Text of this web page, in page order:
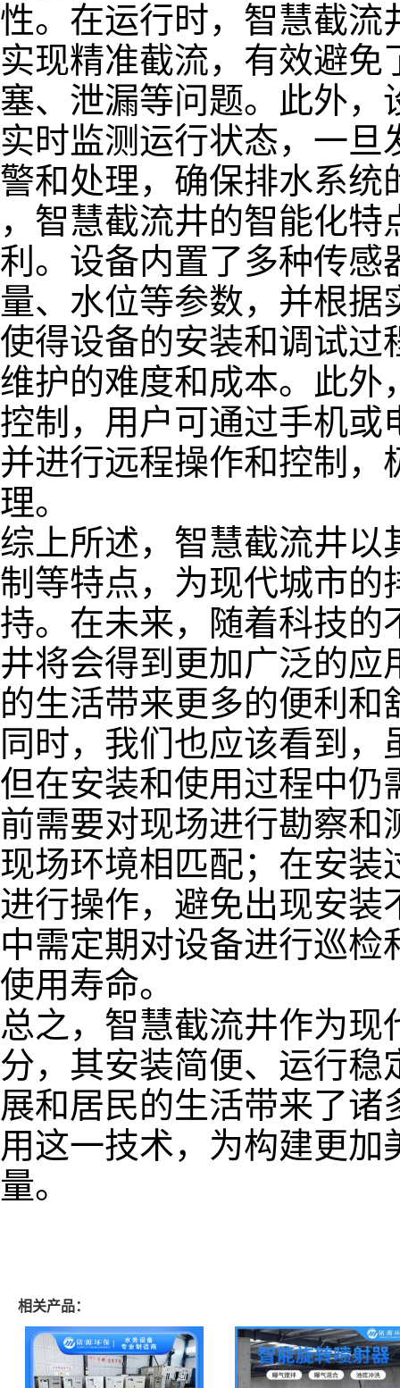
性。在运行时，智慧截流
实现精准截流，有效避
塞、泄漏等问题。此外，
实时监测运行状态，一
警和处理，确保排水系统
，智慧截流井的智能化
利。设备内置了多种传感
量、水位等参数，并根
使得设备的安装和调试过
维护的难度和成本。此外
控制，用户可通过手机或
并进行远程操作和控制
理。
综上所述，智慧截流井以
制等特点，为现代城市的
持。在未来，随着科技的
井将会得到更加广泛的
的生活带来更多的便利和
同时，我们也应该看到
但在安装和使用过程中仍
前需要对现场进行勘察
现场环境相匹配；在安装
进行操作，避免出现安
中需定期对设备进行巡
使用寿命。
总之，智慧截流井作为
分，其安装简便、运行
展和居民的生活带来了
用这一技术，为构建更
量。
相关产品：